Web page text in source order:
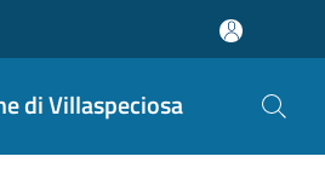
di Villaspeciosa